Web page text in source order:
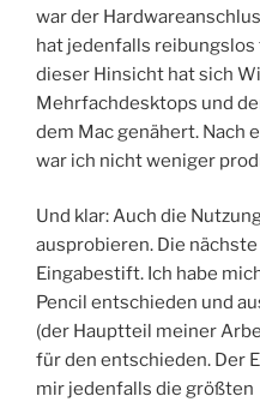
war der
hat jedenfalls
dieser Hinsicht hat sich
Mehrfachdesktops und
dem Mac genähert. Nach
war ich nicht weniger
Und klar: Auch die
ausprobieren. Die
Eingabestift. Ich habe
Pencil entschieden und
(der Hauptteil meiner
für den entschieden. Der
mir jedenfalls die größten